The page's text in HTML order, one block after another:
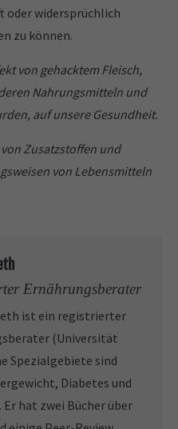
oder widersprüchlich
zu können.
von gehacktem Fleisch,
Nahrungsmitteln und
auf unsere Gesundheit.
Zusatzstoffen und
von Lebensmitteln
Ernährungsberater
ist ein registrierter
(Universität
Spezialgebiete sind
Diabetes und
hat zwei Bücher über